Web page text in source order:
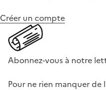
Créer un compte
Abonnez-vous à notre
Pour ne rien manquer de